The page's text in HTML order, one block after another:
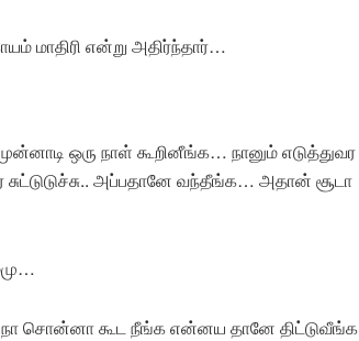
மாதிரி என்று அதிர்ந்தார்…
ஒரு நாள் கூறினீங்க… நானும் எடுத்துவர
அப்பதானே வந்தீங்க… அதான் சூடா
சொன்னா கூட நீங்க என்னய தானே திட்டுவீங்க